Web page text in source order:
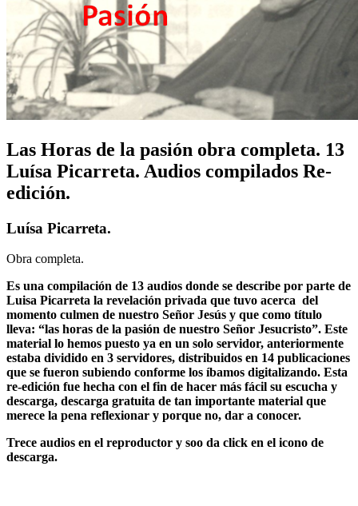
Las Horas de la pasión obra completa. 13
Luísa Picarreta. Audios compilados Re-
edición.
Luísa Picarreta.
Obra completa.
Es una compilación de 13 audios donde se describe por parte de
Luisa Picarreta la revelación privada que tuvo acerca del
momento culmen de nuestro Señor Jesús y que como título
lleva: “las horas de la pasión de nuestro Señor Jesucristo”. Este
material lo hemos puesto ya en un solo servidor, anteriormente
estaba dividido en 3 servidores, distribuidos en 14 publicaciones
que se fueron subiendo conforme los íbamos digitalizando. Esta
re-edición fue hecha con el fin de hacer más fácil su escucha y
descarga, descarga gratuita de tan importante material que
merece la pena reflexionar y porque no, dar a conocer.
Trece audios en el reproductor y soo da click en el icono de
descarga.